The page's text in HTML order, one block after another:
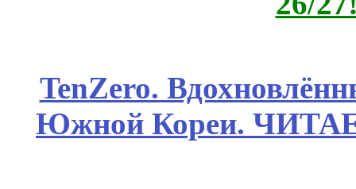
TenZero.
Южной Кореи.